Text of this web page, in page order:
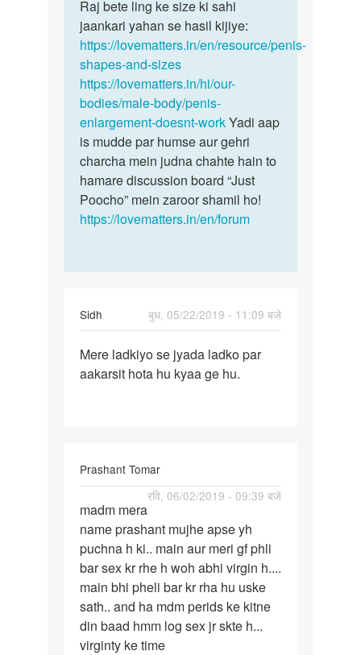
to
Sir
ling
ki
size
kitni
hoti…
by
Raj
Raj
bete
ling
ke
size
ki…
Raj bete ling ke size ki sahi
jaankari yahan se hasil kijiye:
https://lovematters.in/en/resource/penis-
shapes-and-sizes
https://lovematters.in/hi/our-
bodies/male-body/penis-
enlargement-doesnt-workYadi aap
is mudde par humse aur gehri
charcha mein judna chahte hain to
hamare discussion board “Just
Poocho” mein zaroor shamil ho!
https://lovematters.in/en/forum
Sidh
बुध, 05/22/2019 - 11:09 बजे
Mere
ladkiyo
Mere ladkiyo se jyada ladko par
aakarsit hota hu kyaa ge hu.
Prashant Tomar
रवि, 06/02/2019 - 09:39 बजे
madm
mera
name
prashant…
madm mera
name prashant mujhe apse yh
puchna h ki.. main aur meri gf phli
bar sex kr rhe h woh abhi virgin h....
main bhi pheli bar kr rha hu uske
sath.. and ha mdm perids ke kitne
din baad hmm log sex jr skte h...
virginty ke time